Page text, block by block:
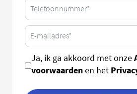
Ja, ik ga akkoord met onze
voorwaardenen het